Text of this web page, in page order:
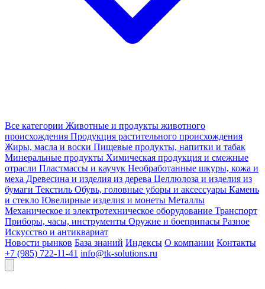
Все категории Животные и продукты животного
происхождения Продукция растительного происхождения
Жиры, масла и воски Пищевые продукты, напитки и табак
Минеральные продукты Химическая продукция и смежные
отрасли Пластмассы и каучук Необработанные шкуры, кожа и
меха Древесина и изделия из дерева Целлюлоза и изделия из
бумаги Текстиль Обувь, головные уборы и аксессуары Камень
и стекло Ювелирные изделия и монеты Металлы
Механическое и электротехническое оборудование Транспорт
Приборы, часы, инструменты Оружие и боеприпасы Разное
Искусство и антиквариат
Новости рынков База знаний Индексы О компании Контакты
+7 (985) 722-11-41 info@tk-solutions.ru